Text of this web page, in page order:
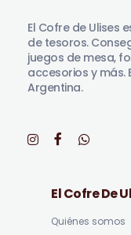
El Cofre de Ulises
de tesoros.
juegos de mesa,
accesorios y más.
Argentina.
El Cofre De
Quiénes somos